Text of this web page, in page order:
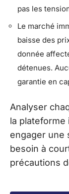
pas les
Le marché
baisse des
donnée
détenues.
garantie en
Analyser
la plateforme
engager une
besoin à
précautions